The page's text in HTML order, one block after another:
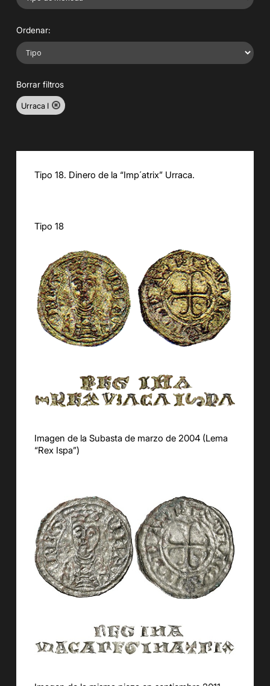
Ordenar:
Borrar filtros
Urraca I
Tipo 18. Dinero de la “Imp´atrix” Urraca.
Tipo 18
Imagen de la Subasta de marzo de 2004 (Lema
“Rex Ispa”)